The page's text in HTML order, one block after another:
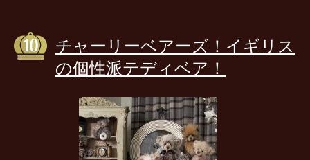
チャーリーベアーズ！イギリス
の個性派テディベア！